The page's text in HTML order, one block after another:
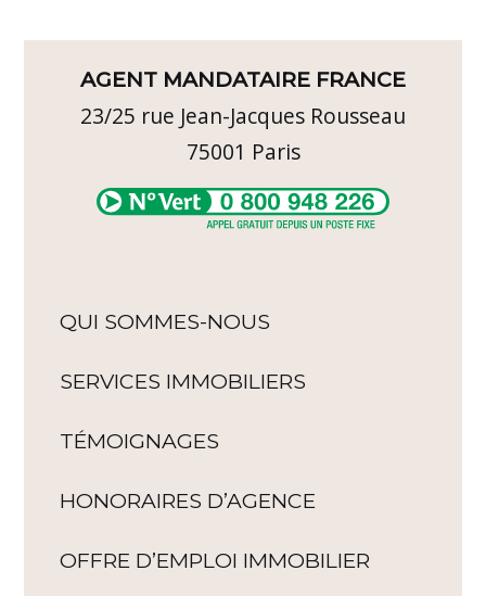
AGENT MANDATAIRE FRANCE
23/25 rue Jean-Jacques Rousseau
75001 Paris
QUI SOMMES-NOUS
SERVICES IMMOBILIERS
TÉMOIGNAGES
HONORAIRES D’AGENCE
OFFRE D’EMPLOI IMMOBILIER